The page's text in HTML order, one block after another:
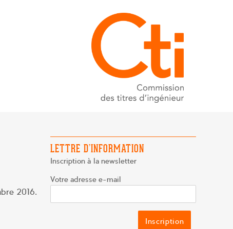
2016.
LETTRE D’INFORMATION
Inscription à la newsletter
Votre adresse e-mail